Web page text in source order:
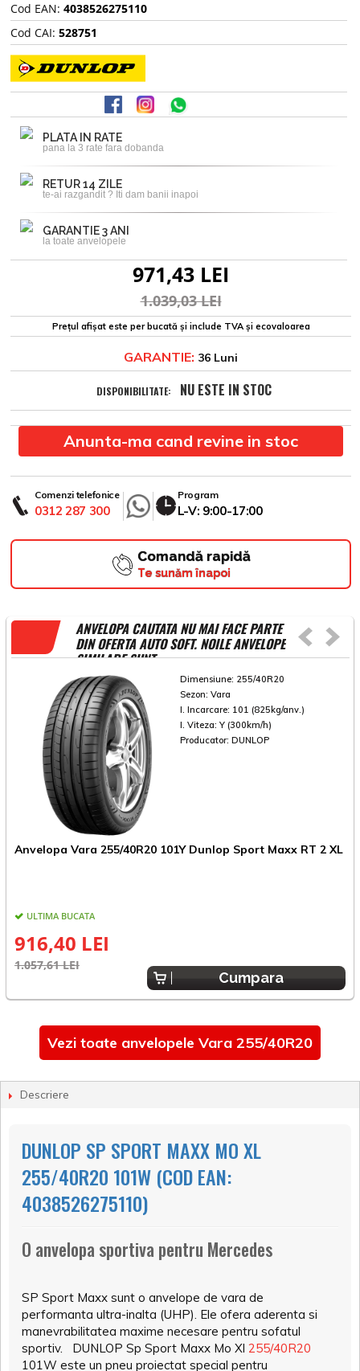
Cod EAN: 4038526275110
Cod CAI: 528751
PLATA IN RATE
pana la 3 rate fara dobanda
RETUR 14 ZILE
te-ai razgandit ? Iti dam banii inapoi
GARANTIE 3 ANI
la toate anvelopele
971,43 LEI
1.039,03 LEI
Prețul afișat este per bucată și include TVA și ecovaloarea
GARANTIE: 36 Luni
DISPONIBILITATE: NU ESTE IN STOC
Anunta-ma cand revine in stoc
Comenzi telefonice
0312 287 300
Program
L-V: 9:00-17:00
Comandă rapidă
Te sunăm înapoi
ANVELOPA CAUTATA NU MAI FACE PARTE
DIN OFERTA AUTO SOFT. NOILE ANVELOPE
SIMILARE SUNT
Dimensiune: 255/40R20
Sezon: Vara
I. Incarcare: 101 (825kg/anv.)
I. Viteza: Y (300km/h)
Producator: DUNLOP
Anvelopa Vara 255/40R20 101Y Dunlop Sport Maxx RT 2 XL
ULTIMA BUCATA
916,40 LEI
1.057,61 LEI
Cumpara
Vezi toate anvelopele Vara 255/40R20
Descriere
DUNLOP SP SPORT MAXX MO XL
255/40R20 101W (COD EAN:
4038526275110)
O anvelopa sportiva pentru Mercedes
SP Sport Maxx sunt o anvelope de vara de
performanta ultra-inalta (UHP). Ele ofera aderenta si
manevrabilitatea maxime necesare pentru sofatul
sportiv. DUNLOP Sp Sport Maxx Mo Xl 255/40R20
101W este un pneu proiectat special pentru